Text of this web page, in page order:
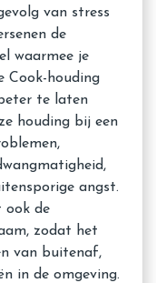
van stress
de
waarmee je
Cook-houding
te laten
houding bij een
angst.
ook de
zodat het
van buitenaf,
in de omgeving.